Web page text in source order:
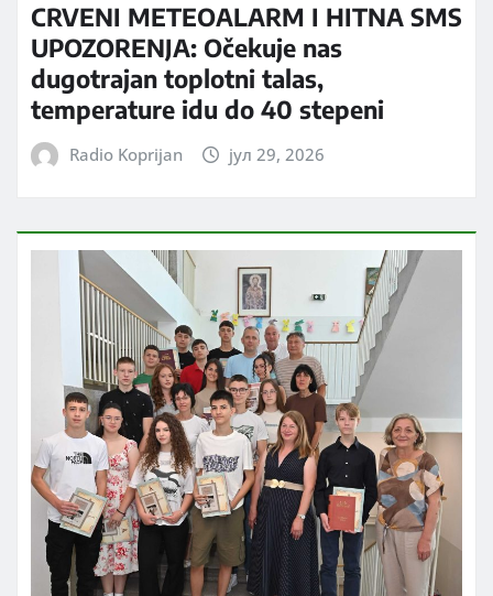
CRVENI METEOALARM I HITNA SMS
UPOZORENJA: Očekuje nas
dugotrajan toplotni talas,
temperature idu do 40 stepeni
Radio Koprijan јул 29, 2026